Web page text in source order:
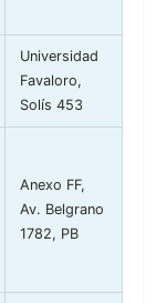
Universidad
Favaloro,
Solís 453
Anexo FF,
Av. Belgrano
1782, PB